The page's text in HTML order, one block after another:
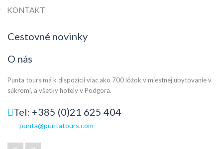
KONTAKT
Cestovné novinky
O nás
Punta tours má k dispozícii viac ako 700 lôžok v miestnej ubytovanie v
súkromí, a všetky hotely v Podgora.
Tel: +385 (0)21 625 404
punta@puntatours.com